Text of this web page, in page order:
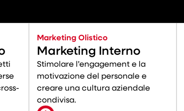
Marketing Olistico
Marketing Interno
Stimolare l’engagement e la
motivazione del personale e
creare una cultura aziendale
condivisa.